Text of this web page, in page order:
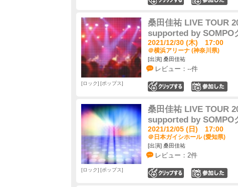
桑田佳祐 LIVE TOUR
supported by SOMPO
2021/12/30 (木) 17:00
＠横浜アリーナ (神奈川県)
[出演] 桑田佳祐
レビュー：--件
ロック ポップス
桑田佳祐 LIVE TOUR
supported by SOMPO
2021/12/05 (日) 17:00
＠日本ガイシホール (愛知県)
[出演] 桑田佳祐
レビュー：2件
ロック ポップス